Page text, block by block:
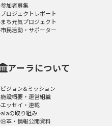
参加者募集
プロジェクトレポート
まち元気プロジェクト
市民活動・サポーター
アーラについて
ビジョン&ミッション
施設概要・運営組織
エッセイ・連載
alaの取り組み
沿革・情報公開資料